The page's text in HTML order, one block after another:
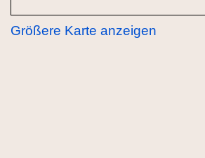
Größere Karte anzeigen